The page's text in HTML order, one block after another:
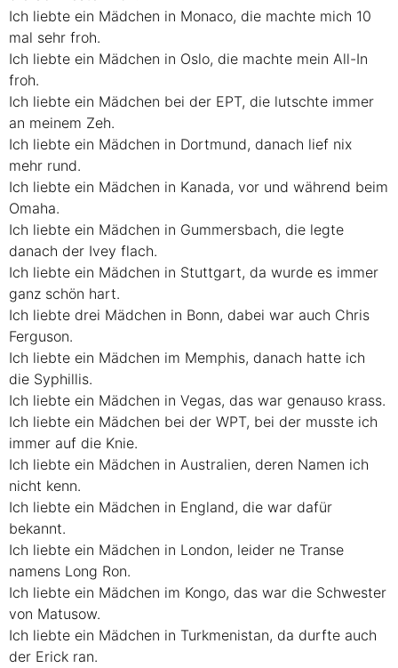
Ich liebte ein Mädchen in Monaco, die machte mich 10
mal sehr froh.
Ich liebte ein Mädchen in Oslo, die machte mein All-In
froh.
Ich liebte ein Mädchen bei der EPT, die lutschte immer
an meinem Zeh.
Ich liebte ein Mädchen in Dortmund, danach lief nix
mehr rund.
Ich liebte ein Mädchen in Kanada, vor und während beim
Omaha.
Ich liebte ein Mädchen in Gummersbach, die legte
danach der Ivey flach.
Ich liebte ein Mädchen in Stuttgart, da wurde es immer
ganz schön hart.
Ich liebte drei Mädchen in Bonn, dabei war auch Chris
Ferguson.
Ich liebte ein Mädchen im Memphis, danach hatte ich
die Syphillis.
Ich liebte ein Mädchen in Vegas, das war genauso krass.
Ich liebte ein Mädchen bei der WPT, bei der musste ich
immer auf die Knie.
Ich liebte ein Mädchen in Australien, deren Namen ich
nicht kenn.
Ich liebte ein Mädchen in England, die war dafür
bekannt.
Ich liebte ein Mädchen in London, leider ne Transe
namens Long Ron.
Ich liebte ein Mädchen im Kongo, das war die Schwester
von Matusow.
Ich liebte ein Mädchen in Turkmenistan, da durfte auch
der Erick ran.